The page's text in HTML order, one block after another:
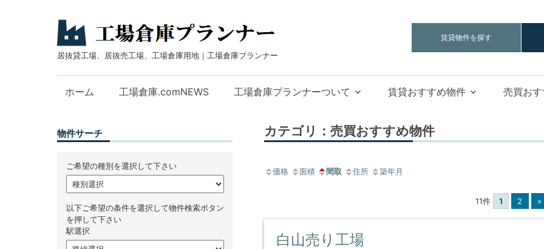
庫
プ
ン
ナ
居抜貸工場、居抜売工場、工場倉庫用地｜工場倉庫プランナー
賃貸物件を探す
ホーム 工場倉庫.comNEWS 工場倉庫プランナーついて 賃貸おすすめ物件 売買お
カテゴリ：売買おすすめ物件
価格 面積 間取 住所 築年月
11件 1 2 »
白山売り工場
物件サーチ
ご希望の種別を選択して下さい
以下ご希望の条件を選択して物件検索ボタン
を押して下さい
駅選択